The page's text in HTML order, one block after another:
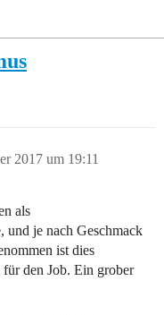
2017 um 19:11
als
und je nach Geschmack
ist dies
den Job. Ein grober